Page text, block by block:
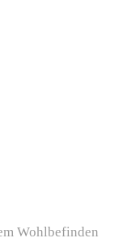
Wohlbefinden